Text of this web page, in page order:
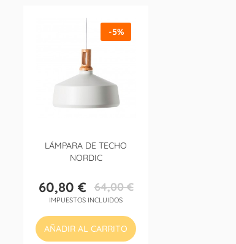
LÁMPARA DE TECHO
NORDIC
Precio
60,80 €Precio
base
64,00 €
IMPUESTOS INCLUIDOS
-5%
AÑADIR AL CARRITO